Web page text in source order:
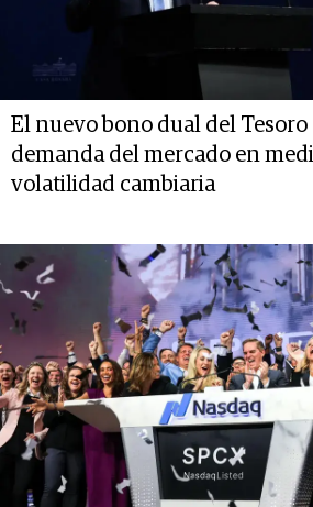
El nuevo bono dual del Tesoro
demanda del mercado en
volatilidad cambiaria